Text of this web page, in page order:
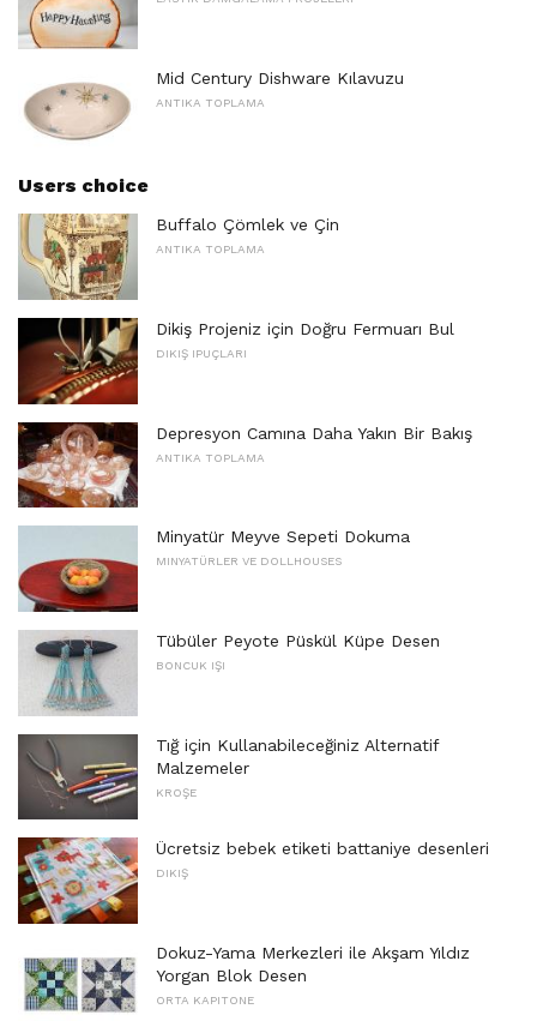
Mid Century Dishware Kılavuzu
ANTIKA TOPLAMA
Users choice
Buffalo Çömlek ve Çin
ANTIKA TOPLAMA
Dikiş Projeniz için Doğru Fermuarı Bul
DIKIŞ IPUÇLARI
Depresyon Camına Daha Yakın Bir Bakış
ANTIKA TOPLAMA
Minyatür Meyve Sepeti Dokuma
MINYATÜRLER VE DOLLHOUSES
Tübüler Peyote Püskül Küpe Desen
BONCUK IŞI
Tığ için Kullanabileceğiniz Alternatif
Malzemeler
KROŞE
Ücretsiz bebek etiketi battaniye desenleri
DIKIŞ
Dokuz-Yama Merkezleri ile Akşam Yıldız
Yorgan Blok Desen
ORTA KAPITONE